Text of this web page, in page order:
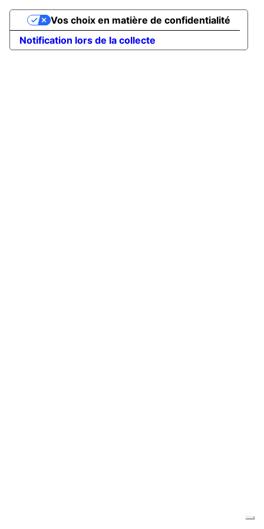
Notification lors de la collecte
Vos choix en matière de confidentialité